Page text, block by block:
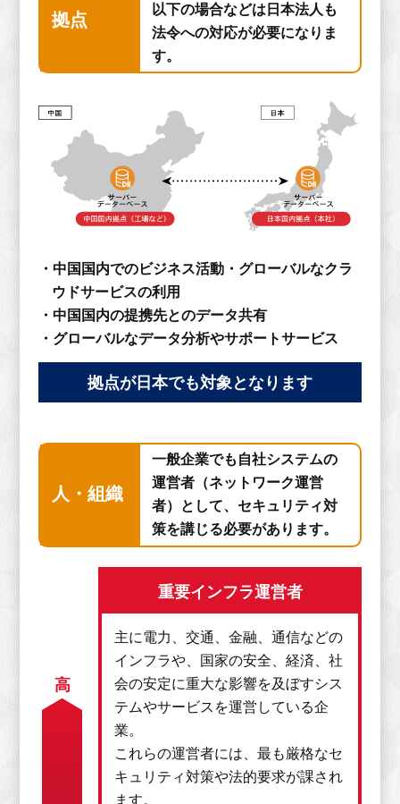
拠点
以下の場合などは日本法人も
法令への対応が必要になりま
す。
・中国国内でのビジネス活動・グローバルなクラ
ウドサービスの利用
・中国国内の提携先とのデータ共有
・グローバルなデータ分析やサポートサービス
拠点が日本でも対象となります
人・組織
一般企業でも自社システムの
運営者（ネットワーク運営
者）として、セキュリティ対
策を講じる必要があります。
高
重要インフラ運営者
主に電力、交通、金融、通信などの
インフラや、国家の安全、経済、社
会の安定に重大な影響を及ぼすシス
テムやサービスを運営している企
業。
これらの運営者には、最も厳格なセ
キュリティ対策や法的要求が課され
ます。